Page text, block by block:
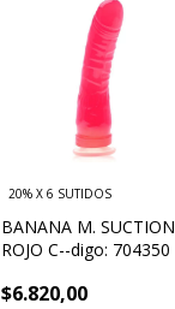
BANANA M. SUCTION
ROJO C--digo: 704350
$6.820,00
20% X 6 SUTIDOS